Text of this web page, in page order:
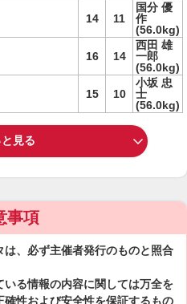
14 11
国分 優
作
(56.0kg)
16 14
西田 雄
一郎
(56.0kg)
15 10
小坂 忠
士
(56.0kg)
見る
事項
、必ず主催者発行のものと照合
る情報の内容に関しては万全を
性および安全性を保証するもの